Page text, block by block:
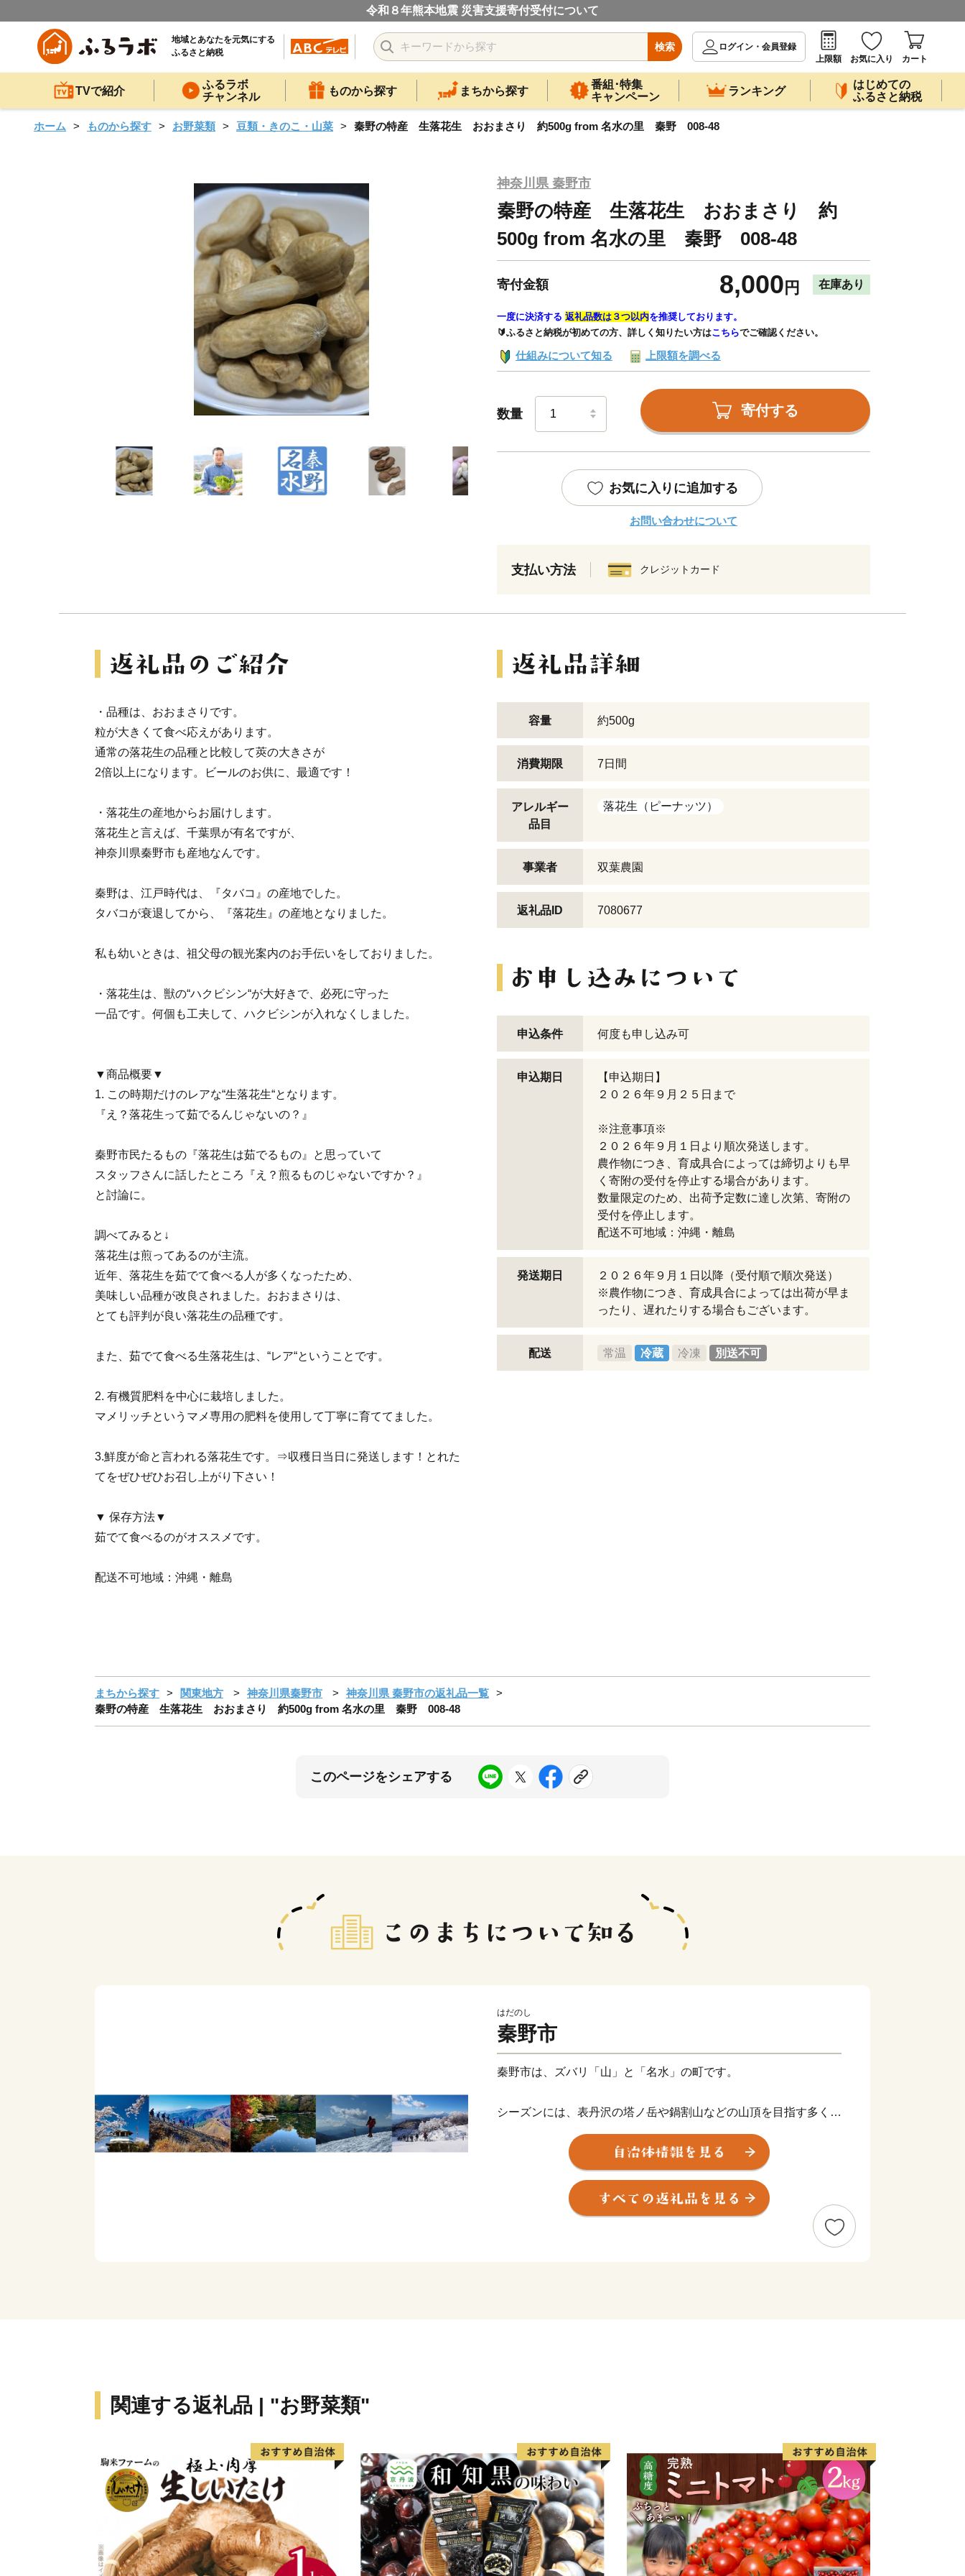
令和８年熊本地震 災害支援寄付受付について
地域とあなたを元気にする
ふるさと納税
検索
ログイン・会員登録
上限額
お気に入り カート
TVで紹介
ふるラボ
チャンネル
ものから探す まちから探す
番組･特集
キャンペーン
ランキング
はじめての
ふるさと納税
ホーム ものから探す お野菜類 豆類・きのこ・山菜 秦野の特産 生落花生 おおまさり 約500g from 名水の里 秦野 008-48
神奈川県 秦野市
秦野の特産 生落花生 おおまさり 約
500g from 名水の里 秦野 008-48
寄付金額 8,000 円 在庫あり
一度に決済する 返礼品数は３つ以内を推奨しております。
🔰ふるさと納税が初めての方、詳しく知りたい方はこちらでご確認ください。
仕組みについて知る 上限額を調べる
数量 寄付する
お気に入りに追加する
お問い合わせについて
支払い方法 クレジットカード
・品種は、おおまさりです。
粒が大きくて食べ応えがあります。
通常の落花生の品種と比較して莢の大きさが
2倍以上になります。ビールのお供に、最適です！
・落花生の産地からお届けします。
落花生と言えば、千葉県が有名ですが、
神奈川県秦野市も産地なんです。
秦野は、江戸時代は、『タバコ』の産地でした。
タバコが衰退してから、『落花生』の産地となりました。
私も幼いときは、祖父母の観光案内のお手伝いをしておりました。
・落花生は、獣の“ハクビシン“が大好きで、必死に守った
一品です。何個も工夫して、ハクビシンが入れなくしました。
▼商品概要▼
1. この時期だけのレアな“生落花生“となります。
『え？落花生って茹でるんじゃないの？』
秦野市民たるもの『落花生は茹でるもの』と思っていて
スタッフさんに話したところ『え？煎るものじゃないですか？』
と討論に。
調べてみると↓
落花生は煎ってあるのが主流。
近年、落花生を茹でて食べる人が多くなったため、
美味しい品種が改良されました。おおまさりは、
とても評判が良い落花生の品種です。
また、茹でて食べる生落花生は、“レア“ということです。
2. 有機質肥料を中心に栽培しました。
マメリッチというマメ専用の肥料を使用して丁寧に育ててました。
3.鮮度が命と言われる落花生です。⇒収穫日当日に発送します！とれた
てをぜひぜひお召し上がり下さい！
▼ 保存方法▼
茹でて食べるのがオススメです。
配送不可地域：沖縄・離島
容量 約500g
消費期限 7日間
アレルギー
品目
落花生（ピーナッツ）
事業者 双葉農園
返礼品ID 7080677
申込条件 何度も申し込み可
申込期日
【申込期日】
２０２６年９月２５日まで
※注意事項※
２０２６年９月１日より順次発送します。
農作物につき、育成具合によっては締切よりも早
く寄附の受付を停止する場合があります。
数量限定のため、出荷予定数に達し次第、寄附の
受付を停止します。
配送不可地域：沖縄・離島
発送期日
２０２６年９月１日以降（受付順で順次発送）
※農作物につき、育成具合によっては出荷が早ま
ったり、遅れたりする場合もございます。
配送 常温 冷蔵 冷凍 別送不可
まちから探す 関東地方 神奈川県秦野市
神奈川県 秦野市の返礼品一覧
秦野の特産 生落花生 おおまさり 約500g from 名水の里 秦野 008-48
このページをシェアする
はだのし
秦野市
秦野市は、ズバリ「山」と「名水」の町です。
シーズンには、表丹沢の塔ノ岳や鍋割山などの山頂を目指す多くの
登山客が訪れます。
日本有数のカルシウム含有量を誇る名湯「鶴巻温泉」は、登山やハ
イキング後や日々の疲れを癒します。
神奈川県内最長の桜並木「はだの桜みち」のほか、おかめ桜・ソメ
イヨシノ・食用として全国でも有数の生産地となっている八重桜な
＝＝＝＝＝＝＝＝
【ＬＩＮＥ公式アカウントを開設しました！】
返礼品入荷や新着のオススメ情報など、はだのふるさと寄附金に関
する情報をお届けします。
ふるさと納税の情報のほか、観光やイベントなど、耳寄りな情報も
盛りだくさん！
関連する返礼品 | "お野菜類"